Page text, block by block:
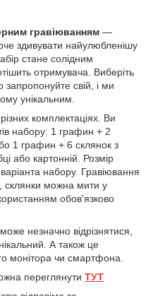
гравіюванням —
здивувати найулюбленішу
стане солідним
отримувача. Виберіть
свій, і ми
унікальним.
комплектаціях. Ви
набору: 1 графин + 2
1 графин + 6 склянок з
або картонній. Розмір
набору. Гравіювання
склянки можна мити у
обов'язково
незначно відрізнятися,
А також це
монітора чи смартфона.
переглянути ТУТ